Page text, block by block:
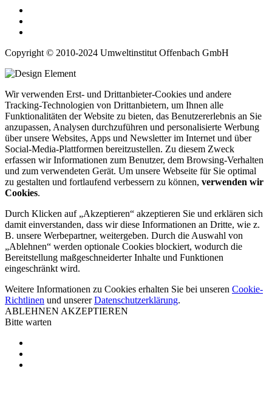
Copyright © 2010-2024 Umweltinstitut Offenbach GmbH
Wir verwenden Erst- und Drittanbieter-Cookies und andere
Tracking-Technologien von Drittanbietern, um Ihnen alle
Funktionalitäten der Website zu bieten, das Benutzererlebnis an Sie
anzupassen, Analysen durchzuführen und personalisierte Werbung
über unsere Websites, Apps und Newsletter im Internet und über
Social-Media-Plattformen bereitzustellen. Zu diesem Zweck
erfassen wir Informationen zum Benutzer, dem Browsing-Verhalten
und zum verwendeten Gerät. Um unsere Webseite für Sie optimal
zu gestalten und fortlaufend verbessern zu können, verwenden wir
Cookies.
Durch Klicken auf „Akzeptieren“ akzeptieren Sie und erklären sich
damit einverstanden, dass wir diese Informationen an Dritte, wie z.
B. unsere Werbepartner, weitergeben. Durch die Auswahl von
„Ablehnen“ werden optionale Cookies blockiert, wodurch die
Bereitstellung maßgeschneiderter Inhalte und Funktionen
eingeschränkt wird.
Weitere Informationen zu Cookies erhalten Sie bei unseren Cookie-
Richtlinen und unsererDatenschutzerklärung.
ABLEHNEN AKZEPTIEREN
Bitte warten